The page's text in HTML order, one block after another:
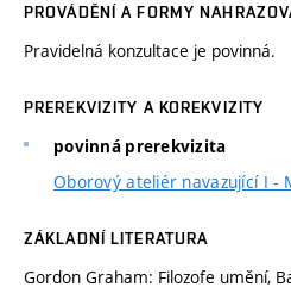
PROVÁDĚNÍ A FORMY
Pravidelná konzultace je povinná.
PREREKVIZITY A KOREKVIZITY
povinná prerekvizita
Oborový ateliér navazující I -
ZÁKLADNÍ LITERATURA
Gordon Graham: Filozofe umění,